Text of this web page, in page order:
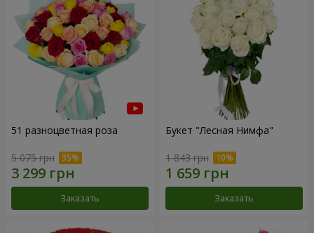
51 разноцветная роза
5 075 грн
Заказать
Букет "Лесная Нимфа"
1 843 грн
Заказать